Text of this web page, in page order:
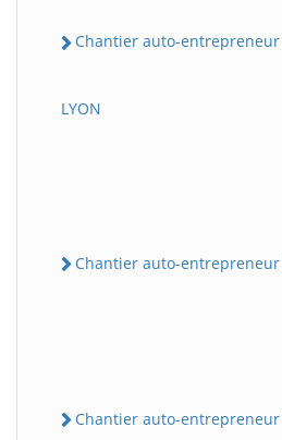
Chantier auto-entrepreneur
LYON
Chantier auto-entrepreneur
Chantier auto-entrepreneur